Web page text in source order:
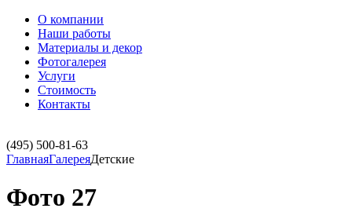
О компании
Наши работы
Материалы и декор
Фотогалерея
Услуги
Стоимость
Контакты
(495) 500-81-63
ГлавнаяГалереяДетские
Фото 27